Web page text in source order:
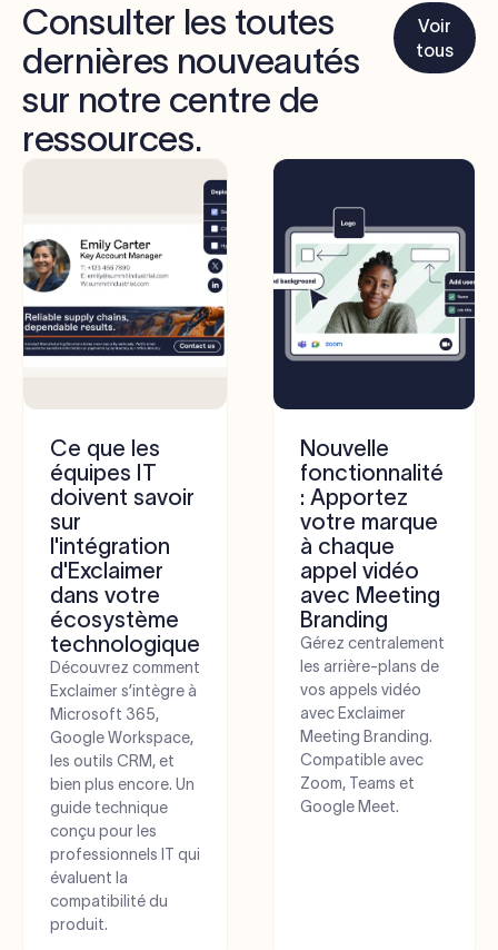
Consulter les toutes
dernières nouveautés
sur notre centre de
ressources.
Voir
tous
Ce que les
équipes IT
doivent savoir
sur
l'intégration
d'Exclaimer
dans votre
écosystème
technologique
Découvrez comment
Exclaimer s’intègre à
Microsoft 365,
Google Workspace,
les outils CRM, et
bien plus encore. Un
guide technique
conçu pour les
professionnels IT qui
évaluent la
compatibilité du
produit.
Nouvelle
fonctionnalité
: Apportez
votre marque
à chaque
appel vidéo
avec Meeting
Branding
Gérez centralement
les arrière-plans de
vos appels vidéo
avec Exclaimer
Meeting Branding.
Compatible avec
Zoom, Teams et
Google Meet.